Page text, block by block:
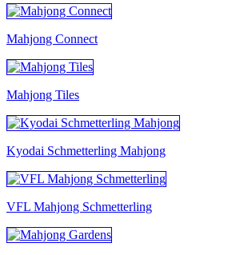
Mahjong Connect
Mahjong Tiles
Kyodai Schmetterling Mahjong
VFL Mahjong Schmetterling